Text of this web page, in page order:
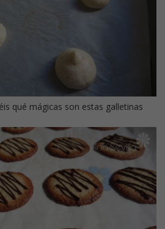
qué mágicas son estas galletinas